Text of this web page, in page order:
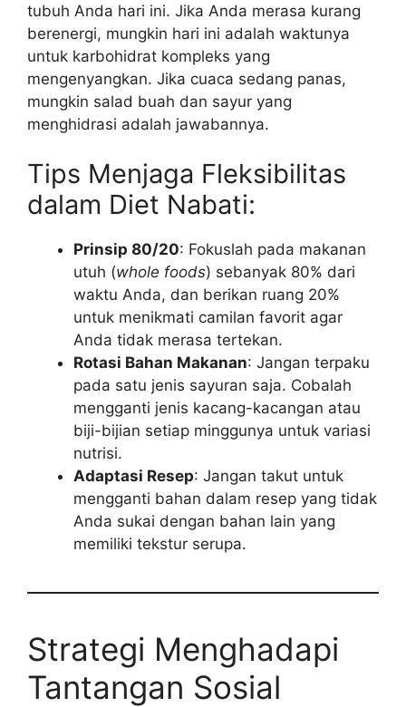
tubuh Anda hari ini. Jika Anda merasa kurang
berenergi, mungkin hari ini adalah waktunya
untuk karbohidrat kompleks yang
mengenyangkan. Jika cuaca sedang panas,
mungkin salad buah dan sayur yang
menghidrasi adalah jawabannya.
Tips Menjaga Fleksibilitas
dalam Diet Nabati:
Prinsip 80/20: Fokuslah pada makanan
utuh (whole foods) sebanyak 80% dari
waktu Anda, dan berikan ruang 20%
untuk menikmati camilan favorit agar
Anda tidak merasa tertekan.
Rotasi Bahan Makanan: Jangan terpaku
pada satu jenis sayuran saja. Cobalah
mengganti jenis kacang-kacangan atau
biji-bijian setiap minggunya untuk variasi
nutrisi.
Adaptasi Resep: Jangan takut untuk
mengganti bahan dalam resep yang tidak
Anda sukai dengan bahan lain yang
memiliki tekstur serupa.
Strategi Menghadapi
Tantangan Sosial